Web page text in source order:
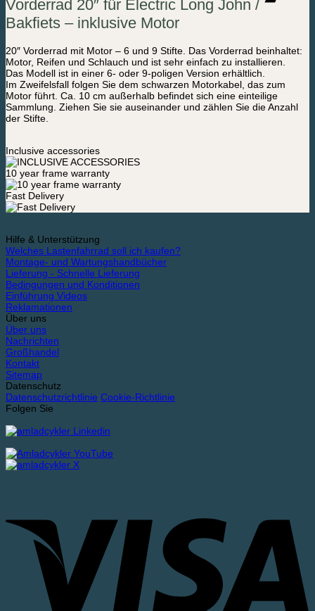
Long
John
/
-
inklusive
Motor
Menge
Vorderrad 20″ für Electric Long John /
Bakfiets – inklusive Motor
20″ Vorderrad mit Motor – 6 und 9 Stifte. Das Vorderrad beinhaltet:
Motor, Reifen und Schlauch und ist sehr einfach zu installieren.
Das Modell ist in einer 6- oder 9-poligen Version erhältlich.
Im Zweifelsfall folgen Sie dem schwarzen Motorkabel, das zum
Motor führt. Ca. 10 cm außerhalb befindet sich eine einteilige
Sammlung. Ziehen Sie sie auseinander und zählen Sie die Anzahl
der Stifte.
Inclusive accessories
10 year frame warranty
Fast Delivery
Hilfe & Unterstützung
Welches Lastenfahrrad soll ich kaufen?
Montage- und Wartungshandbücher
Lieferung - Schnelle Lieferung
Bedingungen und Konditionen
Einführung Videos
Reklamationen
Über uns
Über uns
Nachrichten
Großhandel
Kontakt
Sitemap
Datenschutz
Datenschutzrichtlinie Cookie-Richtlinie
Folgen Sie